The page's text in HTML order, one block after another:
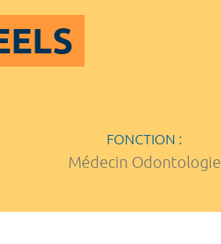
FONCTION :
Médecin Odontologie